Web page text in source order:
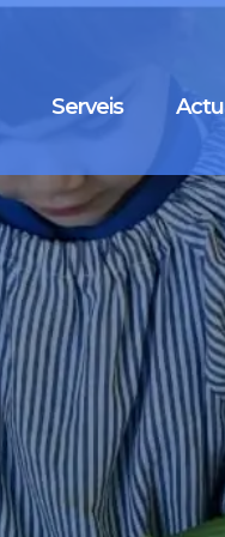
Serveis